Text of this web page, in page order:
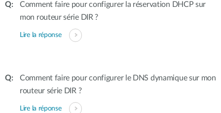
Comment faire pour configurer la réservation DHCP sur
mon routeur série DIR ?
Lire la réponse
Comment faire pour configurer le DNS dynamique sur mon
routeur série DIR ?
Lire la réponse